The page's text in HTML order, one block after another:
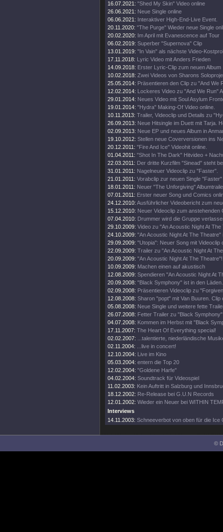
16.07.2021: "Shed My Skin" Video online
26.06.2021: Neue Single online
06.06.2021: Interaktiver High-End-Live Event.
20.11.2020: "The Purge" Wieder neue Single
20.02.2020: Im April mit Evanescence auf Tour
06.02.2019: Superber "Supernova" Clip
13.01.2019: "In Vain" als nächste Video-
17.11.2018: Lyric Video mit Anders Frieden
14.09.2018: Erster Lyric-Clip zum neuen Album
10.02.2018: Zwei Videos von Sharons
25.05.2014: Präsentieren den Clip zu "And We
12.02.2014: Lockeres Video zu "And We Run"
29.01.2014: Neues Video mit Soul Asylum
19.01.2014: "Hydra" Making-Of Video online.
10.11.2013: Trailer, Videoclip und Details zu
26.09.2013: Neue Hitsingle im Duett mit Tarja.
02.09.2013: Neue EP und neues Album in
19.10.2012: Stellen neue Coverversionen ins
20.12.2011: "Fire And Ice" Videohit online.
01.04.2011: "Shot In The Dark" Hitvideo +
22.03.2011: Der dritte Kurzfilm "Sinead" steht
31.01.2011: Nagelneuer Videoclip zu "Faster".
21.01.2011: Vorabclip zur neuen Single "Faster"
18.01.2011: Neuer "The Unforgiving"
07.01.2011: Erster neuer Song und Comics
24.12.2010: Ausführlicher Videobericht zum
15.12.2010: Neuer Videoclip zum anstehenden
07.04.2010: Drummer wird die Gruppe
29.10.2009: Video zu "An Acoustic Night At The
24.10.2009: "An Acoustic Night At The Theatre"
29.09.2009: "Utopia": Neuer Song mit Videoclip
22.09.2009: Trailer zu "An Acoustic Night At
20.09.2009: "An Acoustic Night At The Theatre"!
10.09.2009: Machen einen auf akustisch
12.08.2009: Spendieren "An Acoustic Night At
20.09.2008: "Black Symphony" ist in den Läden.
02.09.2008: Präsentieren Videoclip zu
12.08.2008: Sharon "popt" mit Van Buuren. Clip
05.08.2008: Neue Single und weitere fette
26.07.2008: Fetter Trailer zu "Black
04.07.2008: Kommen im Herbst mit "Black
17.11.2007: The Heart Of Everything special!
02.02.2007:
...talentierte, niederländische
02.11.2004:
...live in concert!
12.10.2004: Live im Kino
05.03.2004: entern die Top 20
12.02.2004: "Goldene Harfe"
04.02.2004: Soundtrack für Videospiel
11.02.2003: Kein Auftritt in Salzburg und
18.12.2002: Re-Release bei G.U.N Records
12.01.2002: Wieder ein Neuer bei WITHIN
Interviews
14.11.2003: Schneeverbot von oben für die Ice
©